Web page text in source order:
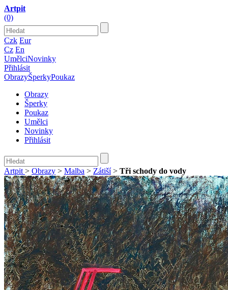
Artpit
(0)
Czk Eur
Cz En
UmělciNovinky
Přihlásit
ObrazyŠperkyPoukaz
Obrazy
Šperky
Poukaz
Umělci
Novinky
Přihlásit
Artpit > Obrazy > Malba > Zátiší> Tři schody do vody